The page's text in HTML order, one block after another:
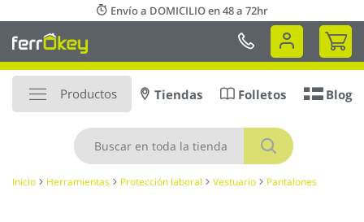
al
contenido
Envío a DOMICILIO en 48 a 72hr
Mi
Productos
Buscar
Tiendas Folletos Blog
Inicio Herramientas Protección laboral Vestuario Pantalones